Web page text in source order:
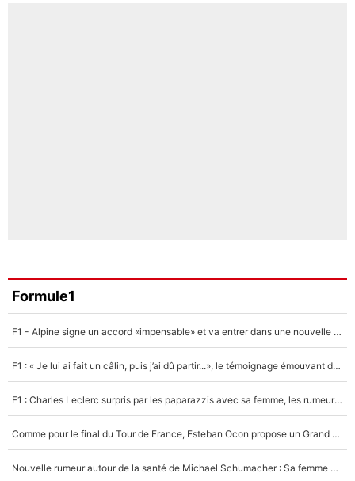
Formule1
F1 - Alpine signe un accord «impensable» et va entrer dans une nouvelle dimension : Grande nouvelle pour Pierre Gasly !
F1 : « Je lui ai fait un câlin, puis j’ai dû partir...», le témoignage émouvant de Max Verstappen sur sa fille
F1 : Charles Leclerc surpris par les paparazzis avec sa femme, les rumeurs étaient vraies !
Comme pour le final du Tour de France, Esteban Ocon propose un Grand Prix de Formule 1 à Paris : «Autour de l’Arc de Triomphe, ce serait génial» !
Nouvelle rumeur autour de la santé de Michael Schumacher : Sa femme Corinna sort du silence